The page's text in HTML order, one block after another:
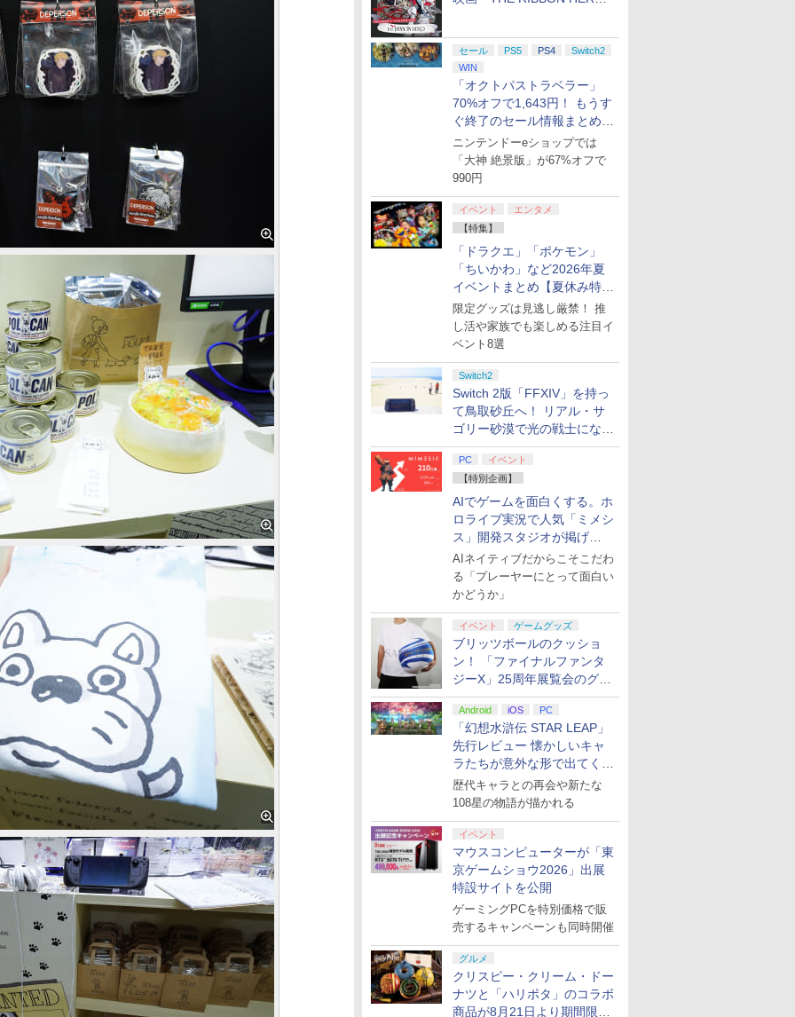
セール PS5 PS4
Switch2
WIN
「オクトパストラベラー」
70%オフで1,643円！ もうす
ぐ終了のセール情報まとめ
【8月8日更新】
ニンテンドーeショップでは
「大神 絶景版」が67%オフで
990円
イベント
エンタメ
【特集】
「ドラクエ」「ポケモン」
「ちいかわ」など2026年夏
イベントまとめ【夏休み特
集】
限定グッズは見逃し厳禁！ 推
し活や家族でも楽しめる注目イ
ベント8選
Switch2
Switch 2版「FFXIV」を持っ
て鳥取砂丘へ！ リアル・サ
ゴリー砂漠で光の戦士になっ
てみた
PC
イベント
【特別企画】
AIでゲームを面白くする。ホ
ロライブ実況で人気「ミメシ
ス」開発スタジオが掲げ
る“AI活用の信念”とは？【講
演レポート】
AIネイティブだからこそこだわ
る「プレーヤーにとって面白い
かどうか」
イベント ゲームグッズ
ブリッツボールのクッショ
ン！ 「ファイナルファンタ
ジーX」25周年展覧会のグッ
ズ情報が公開
Android iOS PC
「幻想水滸伝 STAR LEAP」
先行レビュー 懐かしいキャ
ラたちが意外な形で出てくる
シリーズ完全新作！
歴代キャラとの再会や新たな
108星の物語が描かれる
イベント
マウスコンピューターが「東
京ゲームショウ2026」出展
特設サイトを公開
ゲーミングPCを特別価格で販
売するキャンペーンも同時開催
グルメ
クリスピー・クリーム・ドー
ナツと「ハリポタ」のコラボ
商品が8月21日より期間限定